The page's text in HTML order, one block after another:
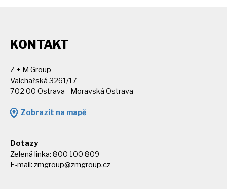
KONTAKT
Z + M Group
Valchařská 3261/17
702 00 Ostrava - Moravská Ostrava
Zobrazit na mapě
Dotazy
Zelená linka: 800 100 809
E-mail: zmgroup@zmgroup.cz